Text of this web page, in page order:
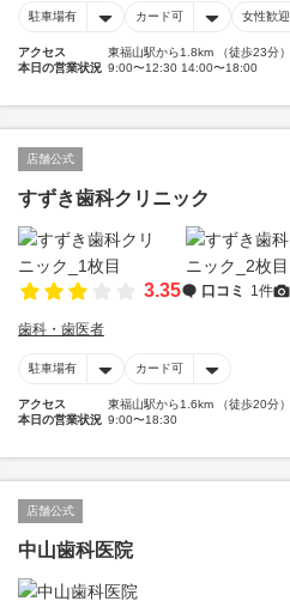
駐車場有 カード可 女性歓迎
アクセス
東福山駅から1.8km （徒歩23分）
本日の営業状況 9:00〜12:30 14:00〜18:00
店舗公式
すずき歯科クリニック
3.35 口コミ 1件
歯科・歯医者
駐車場有 カード可
アクセス
東福山駅から1.6km （徒歩20分）
本日の営業状況 9:00〜18:30
店舗公式
中山歯科医院